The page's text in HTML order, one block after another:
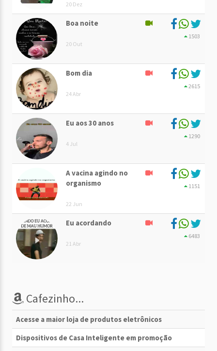
20 Dez
Boa noite
20 Out
1503
Bom dia
24 Abr
2615
Eu aos 30 anos
4 Jul
1290
A vacina agindo no
organismo
22 Jun
1151
Eu acordando
21 Abr
6483
Cafezinho...
Acesse a maior loja de produtos eletrônicos
Dispositivos de Casa Inteligente em promoção